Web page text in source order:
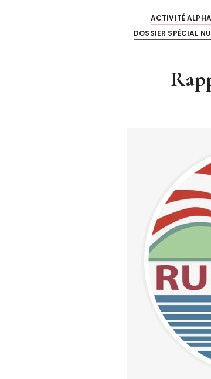
ACTIVITÉ ALPHA
DOSSIER SPÉCIAL